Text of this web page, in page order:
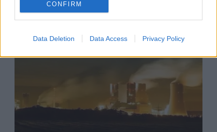
CONFIRM
Data Deletion Data Access Privacy Policy